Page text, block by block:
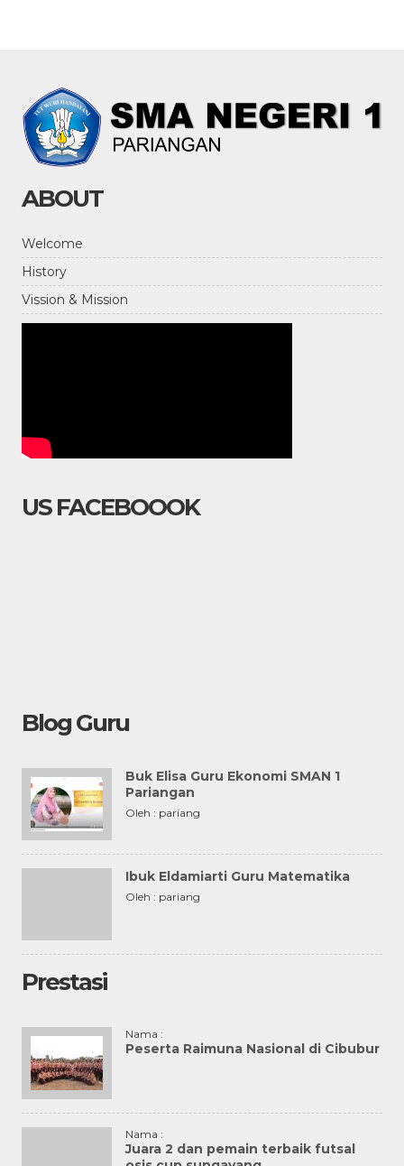
ABOUT
Welcome
History
Vission & Mission
US FACEBOOOK
Blog Guru
Buk Elisa Guru Ekonomi SMAN 1
Pariangan
Oleh : pariang
Ibuk Eldamiarti Guru Matematika
Oleh : pariang
Prestasi
Nama :
Peserta Raimuna Nasional di Cibubur
Nama :
Juara 2 dan pemain terbaik futsal